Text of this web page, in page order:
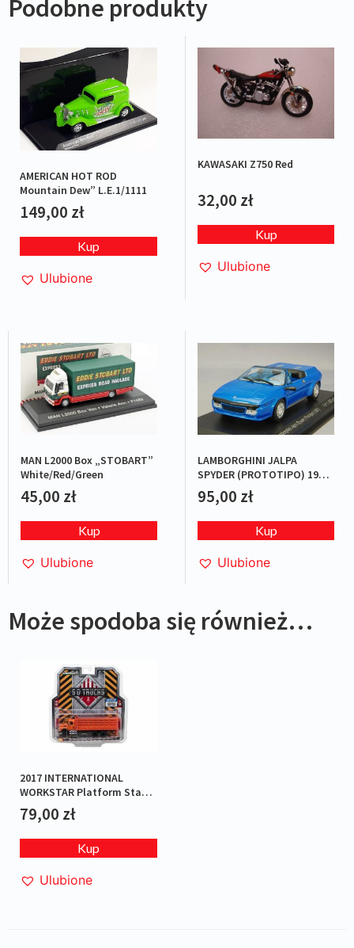
Podobne produkty
AMERICAN HOT ROD
Mountain Dew” L.E.1/1111
149,00 zł
Kup
Ulubione
KAWASAKI Z750 Red
32,00 zł
Kup
Ulubione
MAN L2000 Box „STOBART”
White/Red/Green
45,00 zł
Kup
Ulubione
LAMBORGHINI JALPA
SPYDER (PROTOTIPO) 1987
BLUE L.E.1/1000
95,00 zł
Kup
Ulubione
Może spodoba się również…
2017 INTERNATIONAL
WORKSTAR Platform Stake
Truck – Super Duty Trucks
Series 2
79,00 zł
Kup
Ulubione